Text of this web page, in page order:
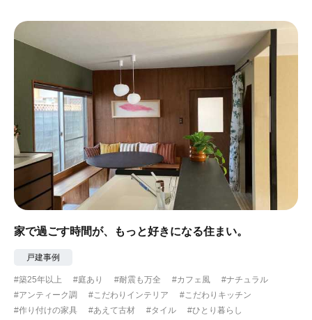
#300万円以下
家で過ごす時間が、もっと好きになる住まい。
戸建事例
#築25年以上 #庭あり #耐震も万全 #カフェ風
#ナチュラル
#アンティーク調
#こだわりインテリア
#こだわりキッチン
#作り付けの家具
#あえて古材 #タイル
#ひとり暮らし